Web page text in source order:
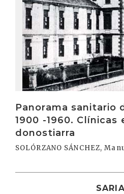
Panorama sanitario
1900 -1960. Clínicas
donostiarra
SOLÓRZANO SÁNCHEZ,